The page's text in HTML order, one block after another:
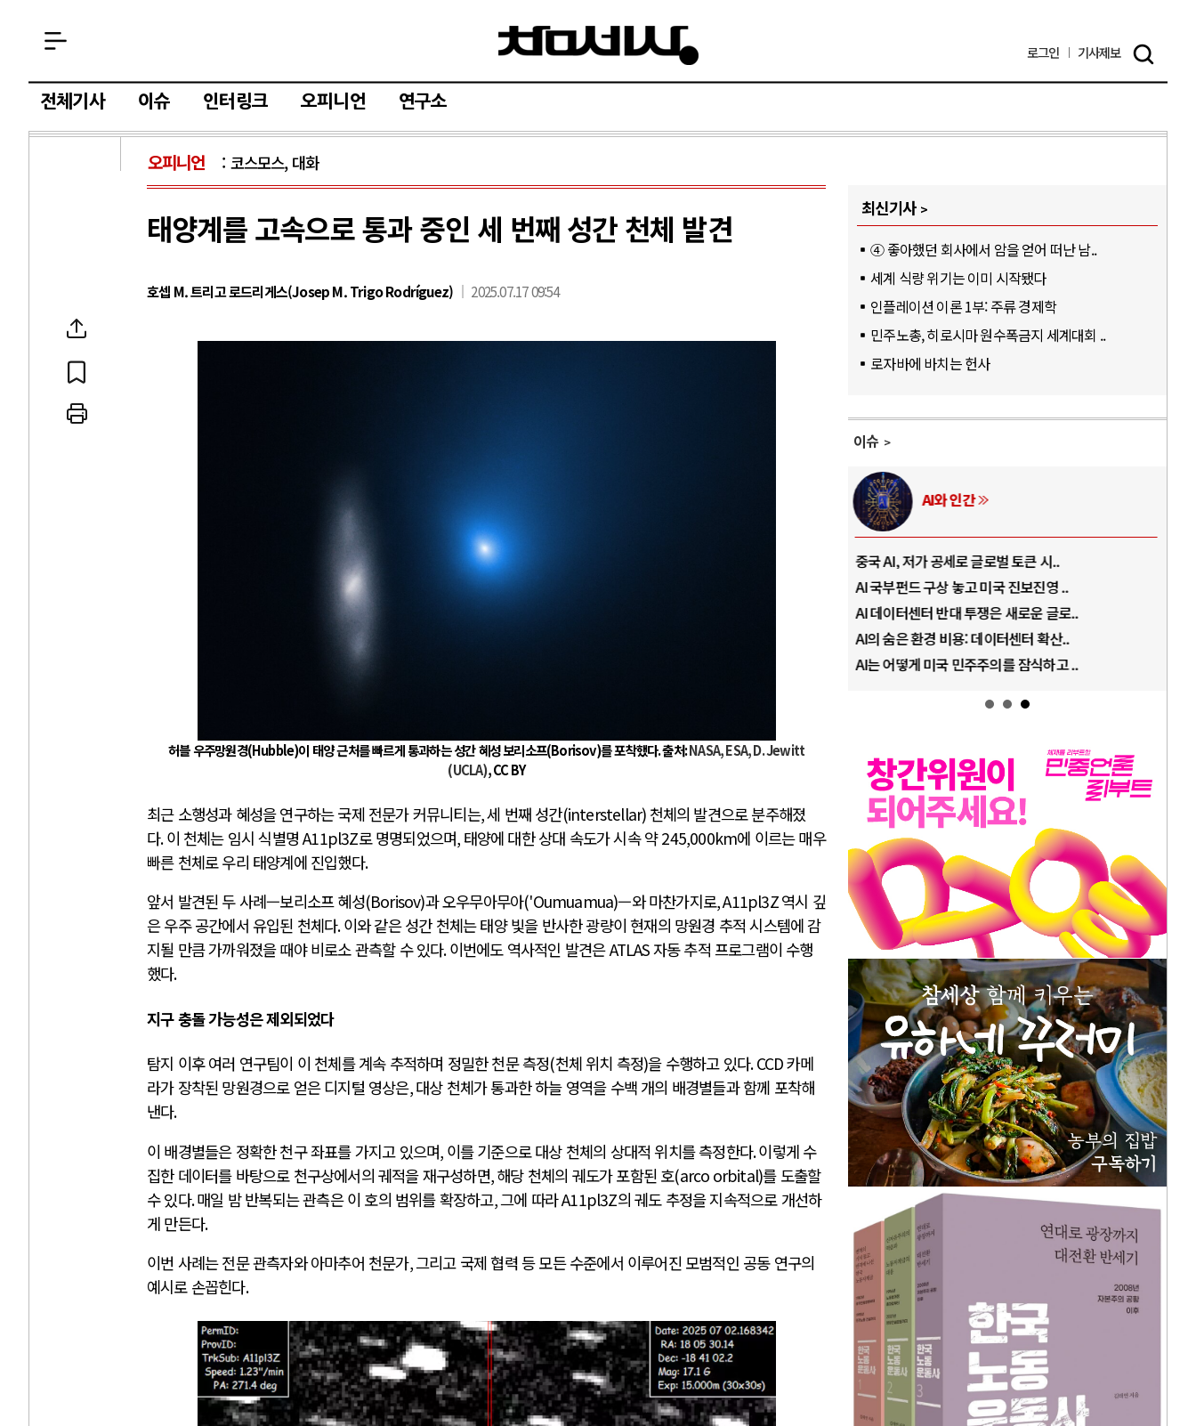
로그인 기사제보
전체기사 이슈 인터링크 오피니언 연구소
오피니언 코스모스, 대화
태양계를 고속으로 통과 중인 세 번째 성간 천체 발견
호셉 M. 트리고 로드리게스(Josep M. Trigo Rodríguez) 2025.07.17 09:54
허블 우주망원경(Hubble)이 태양 근처를 빠르게 통과하는 성간 혜성 보리소프(Borisov)를 포착했다.출처:NASA, ESA, D. Jewitt
(UCLA), CC BY
최근 소행성과 혜성을 연구하는 국제 전문가 커뮤니티는,세 번째 성간(interstellar) 천체의 발견으로 분주해졌
다.이 천체는 임시 식별명A11pl3Z로 명명되었으며, 태양에 대한 상대 속도가 시속 약245,000km에 이르는 매우
빠른 천체로 우리 태양계에 진입했다.
앞서 발견된 두 사례—보리소프 혜성(Borisov)과 오우무아무아('Oumuamua)—와 마찬가지로, A11pl3Z역시 깊
은 우주 공간에서 유입된 천체다.이와 같은 성간 천체는 태양 빛을 반사한 광량이 현재의 망원경 추적 시스템에 감
지될 만큼 가까워졌을 때야 비로소 관측할 수 있다.이번에도 역사적인 발견은ATLAS자동 추적 프로그램이 수행
했다.
지구 충돌 가능성은 제외되었다
탐지 이후 여러 연구팀이 이 천체를 계속 추적하며 정밀한 천문 측정(천체 위치 측정)을 수행하고 있다. CCD카메
라가 장착된 망원경으로 얻은 디지털 영상은,대상 천체가 통과한 하늘 영역을 수백 개의 배경별들과 함께 포착해
낸다.
이 배경별들은 정확한 천구 좌표를 가지고 있으며, 이를 기준으로 대상 천체의 상대적 위치를 측정한다.이렇게 수
집한 데이터를 바탕으로 천구상에서의 궤적을 재구성하면,해당 천체의 궤도가 포함된 호(arco orbital)를 도출할
수 있다.매일 밤 반복되는 관측은 이 호의 범위를 확장하고,그에 따라A11pl3Z의 궤도 추정을 지속적으로 개선하
게 만든다.
이번 사례는 전문 관측자와 아마추어 천문가,그리고 국제 협력 등 모든 수준에서 이루어진 모범적인 공동 연구의
예시로 손꼽힌다.
최신기사
④ 좋아했던 회사에서 암을 얻어 떠난 남..
세계 식량 위기는 이미 시작됐다
인플레이션 이론 1부: 주류 경제학
민주노총, 히로시마 원수폭금지 세계대회 ..
로자바에 바치는 헌사
이슈
전쟁의 추상화: 우크라이나, 대리전의 역..
EU·우크라이나 드론 협력 직후, 러시아..
나토, 우크라 군사지원 2027년까지 공..
러·우크라, 대규모 공습 주고받아…민간 ..
AI와 인간
중국 AI, 저가 공세로 글로벌 토큰 시..
AI 국부펀드 구상 놓고 미국 진보진영 ..
AI 데이터센터 반대 투쟁은 새로운 글로..
AI의 숨은 환경 비용: 데이터센터 확산..
AI는 어떻게 미국 민주주의를 잠식하고 ..